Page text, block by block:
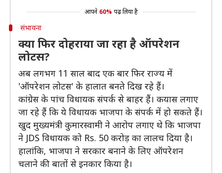
आपने 60% पढ़ लिया है
संभावना
क्या फिर दोहराया जा रहा है ऑपरेशन
लोटस?
अब लगभग 11 साल बाद एक बार फिर राज्य में
'ऑपरेशन लोटस' के हालात बनते दिख रहे हैं।
कांग्रेस के पांच विधायक संपर्क से बाहर हैं। कयास लगाए
जा रहे हैं कि ये विधायक भाजपा के संपर्क में हो सकते हैं।
खुद मुख्यमंत्री कुमारस्वामी ने आरोप लगाए थे कि भाजपा
ने JDS विधायक को Rs. 50 करोड़ का लालच दिया है।
हालांकि, भाजपा ने सरकार बनाने के लिए ऑपरेशन
चलाने की बातों से इनकार किया है।